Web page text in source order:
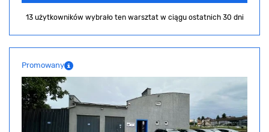
13 użytkowników wybrało ten warsztat w ciągu ostatnich 30 dni
Promowany